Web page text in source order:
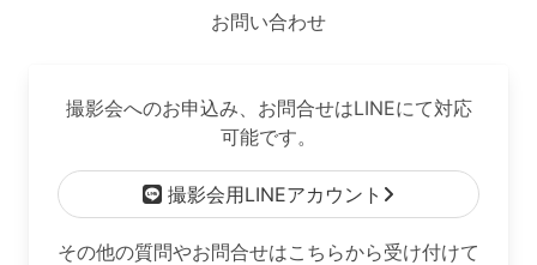
お問い合わせ
撮影会へのお申込み、お問合せはLINEにて対応
可能です。
撮影会用LINEアカウント
その他の質問やお問合せはこちらから受け付けて